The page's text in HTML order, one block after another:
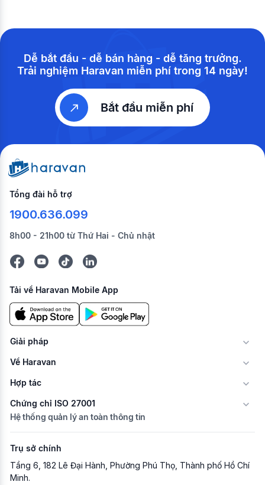
Dễ bắt đầu - dễ bán hàng - dễ tăng trưởng.
Trải nghiệm Haravan miễn phí trong 14 ngày!
Bắt đầu miễn phí
Tổng đài hỗ trợ
1900.636.099
8h00 - 21h00 từ Thứ Hai - Chủ nhật
Tải về Haravan Mobile App
Giải pháp
Về Haravan
Hợp tác
Chứng chỉ ISO 27001
Hệ thống quản lý an toàn thông tin
Trụ sở chính
Tầng 6, 182 Lê Đại Hành, Phường Phú Thọ, Thành phố Hồ Chí
Minh.